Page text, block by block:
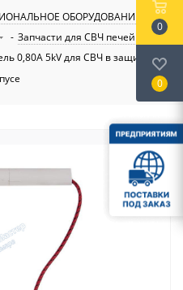
ОБОРУДОВАНИЕ
-
- Запчасти для СВЧ печей
0,80A 5kV для СВЧ в защитном
0
0